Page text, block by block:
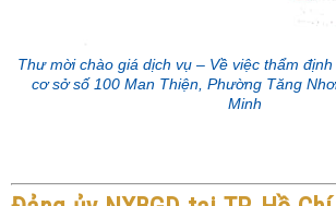
Thư mời chào giá dịch vụ – Về việc thẩm
cơ sở số 100 Man Thiện, Phường Tăng
Minh